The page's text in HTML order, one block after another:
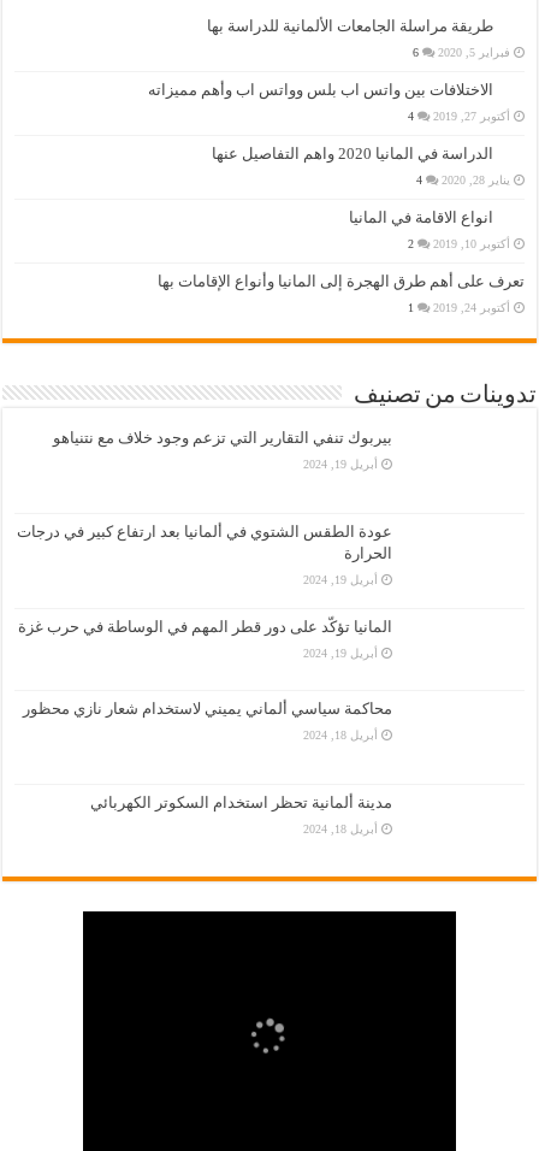
طريقة مراسلة الجامعات الألمانية للدراسة بها
فبراير 5, 2020 6
الاختلافات بين واتس اب بلس وواتس اب وأهم مميزاته
أكتوبر 27, 2019 4
الدراسة في المانيا 2020 واهم التفاصيل عنها
يناير 28, 2020 4
انواع الاقامة في المانيا
أكتوبر 10, 2019 2
تعرف على أهم طرق الهجرة إلى المانيا وأنواع الإقامات بها
أكتوبر 24, 2019 1
تدوينات من تصنيف
بيربوك تنفي التقارير التي تزعم وجود خلاف مع نتنياهو
أبريل 19, 2024
عودة الطقس الشتوي في ألمانيا بعد ارتفاع كبير في درجات
الحرارة
أبريل 19, 2024
المانيا تؤكّد على دور قطر المهم في الوساطة في حرب غزة
أبريل 19, 2024
محاكمة سياسي ألماني يميني لاستخدام شعار نازي محظور
أبريل 18, 2024
مدينة ألمانية تحظر استخدام السكوتر الكهربائي
أبريل 18, 2024